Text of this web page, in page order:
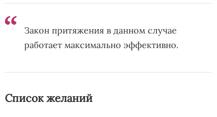
Закон притяжения в данном случае
работает максимально эффективно.
Список желаний